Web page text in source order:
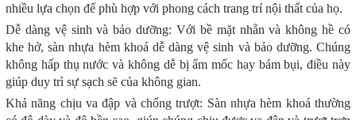
nhiều lựa chọn để phù hợp với phong cách trang trí nội thất của họ.
Dễ dàng vệ sinh và bảo dưỡng: Với bề mặt nhẵn và không hề có
khe hở, sàn nhựa hèm khoá dễ dàng vệ sinh và bảo dưỡng. Chúng
không hấp thụ nước và không dễ bị ẩm mốc hay bám bụi, điều này
giúp duy trì sự sạch sẽ của không gian.
Khả năng chịu va đập và chống trượt: Sàn nhựa hèm khoá thường